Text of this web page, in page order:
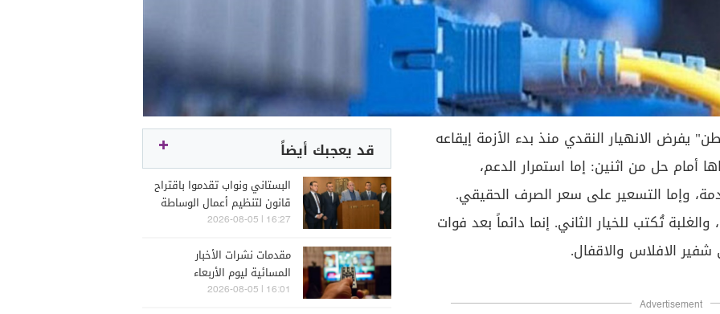
يفرض الانهيار النقدي منذ بدء الأزمة إيقاعه
أمام حل من اثنين: إما استمرار الدعم،
وإما التسعير على سعر الصرف الحقيقي.
تُكتب للخيار الثاني. إنما دائماً بعد فوات
الافلاس والاقفال.
Advertisement
قد يعجبك أيضاً
البستاني ونواب تقدموا باقتراح
قانون لتنظيم أعمال الوساطة
والتمثيل في مجال التأمين
16:27 | 2026-08-05
مقدمات نشرات الأخبار
المسائية ليوم الأربعاء
5/8/2026
16:01 | 2026-08-05